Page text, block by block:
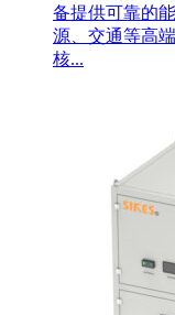
备提供可靠的
源、交通等高
核...